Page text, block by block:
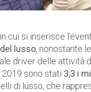
cui si inserisce
lusso, nonostante
driver delle attività
sono stati 3,3 i
di lusso, che